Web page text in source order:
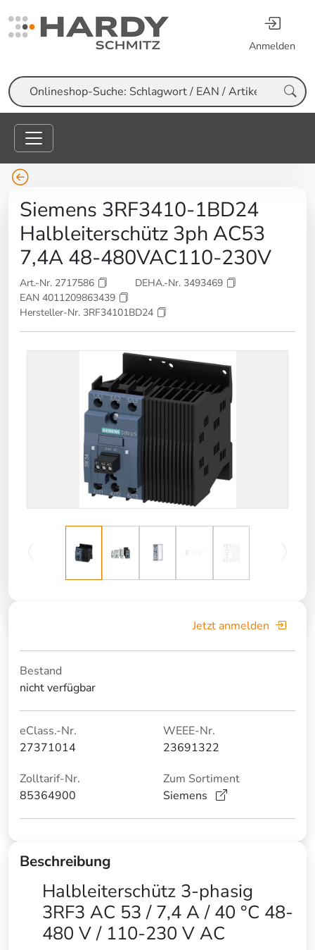
Anmelden
Suche
Siemens 3RF3410-1BD24
Halbleiterschütz 3ph AC53
7,4A 48-480VAC110-230V
Art.-Nr. 2717586
DEHA.-Nr. 3493469
EAN 4011209863439
Hersteller-Nr. 3RF34101BD24
Jetzt anmelden
Bestand
nicht verfügbar
eClass.-Nr.
27371014
WEEE-Nr.
23691322
Zolltarif-Nr.
85364900
Zum Sortiment
Siemens
Beschreibung
Halbleiterschütz 3-phasig
3RF3 AC 53 / 7,4 A / 40 °C 48-
480 V / 110-230 V AC